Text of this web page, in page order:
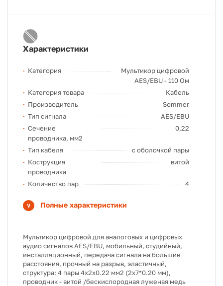
Характеристики
Категория
Мультикор цифровой
AES/EBU - 110 Ом
Категория товара
Кабель
Производитель
Sommer
Тип сигнала
AES/EBU
Сечение
проводника, мм2
0,22
Тип кабеля
с оболочкой пары
Кострукция
проводника
витой
Количество пар 4
Полные характеристики
Мультикор цифровой для аналоговых и цифровых
аудио сигналов AES/EBU, мобильный, студийный,
инсталляционный, передача сигнала на большие
расстояния, прочный на разрыв, эластичный,
структура: 4 пары 4х2х0.22 мм2 (2х7*0.20 мм),
проводник - витой /бескислородная луженая медь